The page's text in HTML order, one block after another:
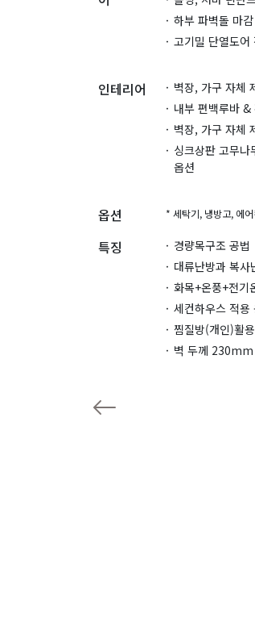
하부 파벽돌 마감
고기밀 단열도어
인테리어
벽장, 가구 자체
내부 편백루바 &
벽장, 가구 자체
싱크상판 고무
옵션
옵션 * 세탁기, 냉방고, 에
특징
경량목구조 공법
대류난방과 복사
화목+온풍+전기
세컨하우스 적용
찜질방(개인)활용
벽 두께 230mm